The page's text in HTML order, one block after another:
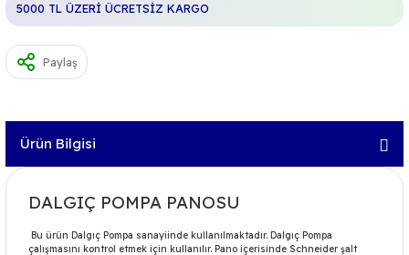
5000 TL ÜZERİ ÜCRETSİZ KARGO
Paylaş
Ürün Bilgisi
DALGIÇ POMPA PANOSU
Bu ürün Dalgıç Pompa sanayiinde kullanılmaktadır. Dalgıç Pompa
çalışmasını kontrol etmek için kullanılır. Pano içerisinde Schneider şalt